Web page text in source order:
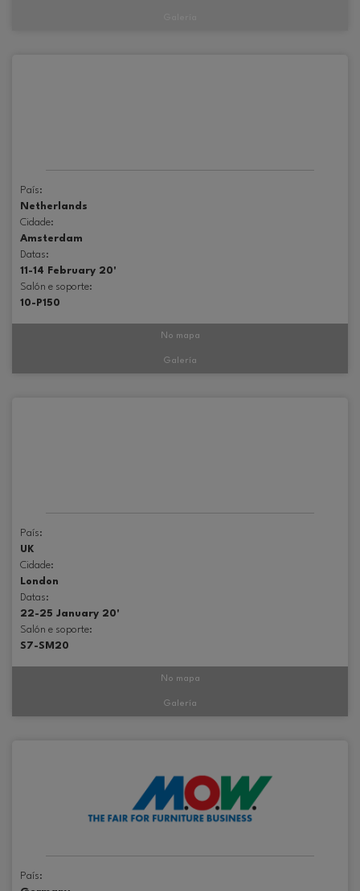
País:
Netherlands
Cidade:
Amsterdam
Datas:
11-14 February 20'
Salón e soporte:
10-P150
No mapa
Galería
País:
UK
Cidade:
London
Datas:
22-25 January 20'
Salón e soporte:
S7-SM20
No mapa
Galería
País: